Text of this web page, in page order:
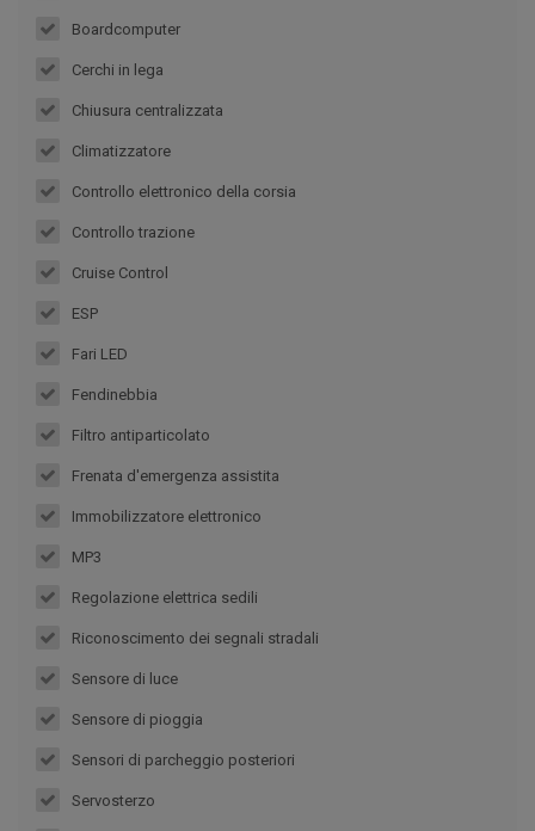
Boardcomputer
Cerchi in lega
Chiusura centralizzata
Climatizzatore
Controllo elettronico della corsia
Controllo trazione
Cruise Control
ESP
Fari LED
Fendinebbia
Filtro antiparticolato
Frenata d'emergenza assistita
Immobilizzatore elettronico
MP3
Regolazione elettrica sedili
Riconoscimento dei segnali stradali
Sensore di luce
Sensore di pioggia
Sensori di parcheggio posteriori
Servosterzo